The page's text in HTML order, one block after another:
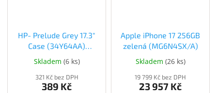
HP- Prelude Grey 17.3"
Case (34Y64AA)
(34Y64AA)
Skladem (6 ks)
321 Kč bez DPH
389 Kč
Apple iPhone 17 256GB
zelená (MG6N4SX/A)
Skladem (26 ks)
19 799 Kč bez DPH
23 957 Kč